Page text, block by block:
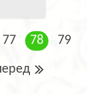
77 78 79